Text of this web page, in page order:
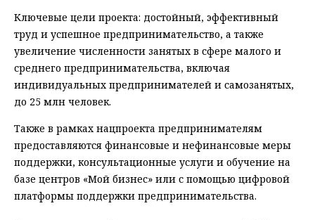
Ключевые цели проекта: достойный, эффективный
труд и успешное предпринимательство, а также
увеличение численности занятых в сфере малого и
среднего предпринимательства, включая
индивидуальных предпринимателей и самозанятых,
до 25 млн человек.
Также в рамках нацпроекта предпринимателям
предоставляются финансовые и нефинансовые меры
поддержки, консультационные услуги и обучение на
базе центров «Мой бизнес» или с помощью цифровой
платформы поддержки предпринимательства.